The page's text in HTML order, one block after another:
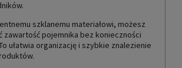
szklanemu materiałowi, możesz
zawartość pojemnika bez konieczności
ułatwia organizację i szybkie znalezienie